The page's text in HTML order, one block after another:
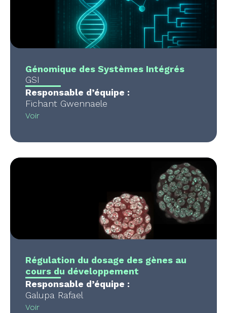
Génomique des Systèmes Intégrés
GSI
Responsable d’équipe :
Fichant Gwennaele
Voir
Régulation du dosage des gènes au
cours du développement
Responsable d’équipe :
Galupa Rafael
Voir